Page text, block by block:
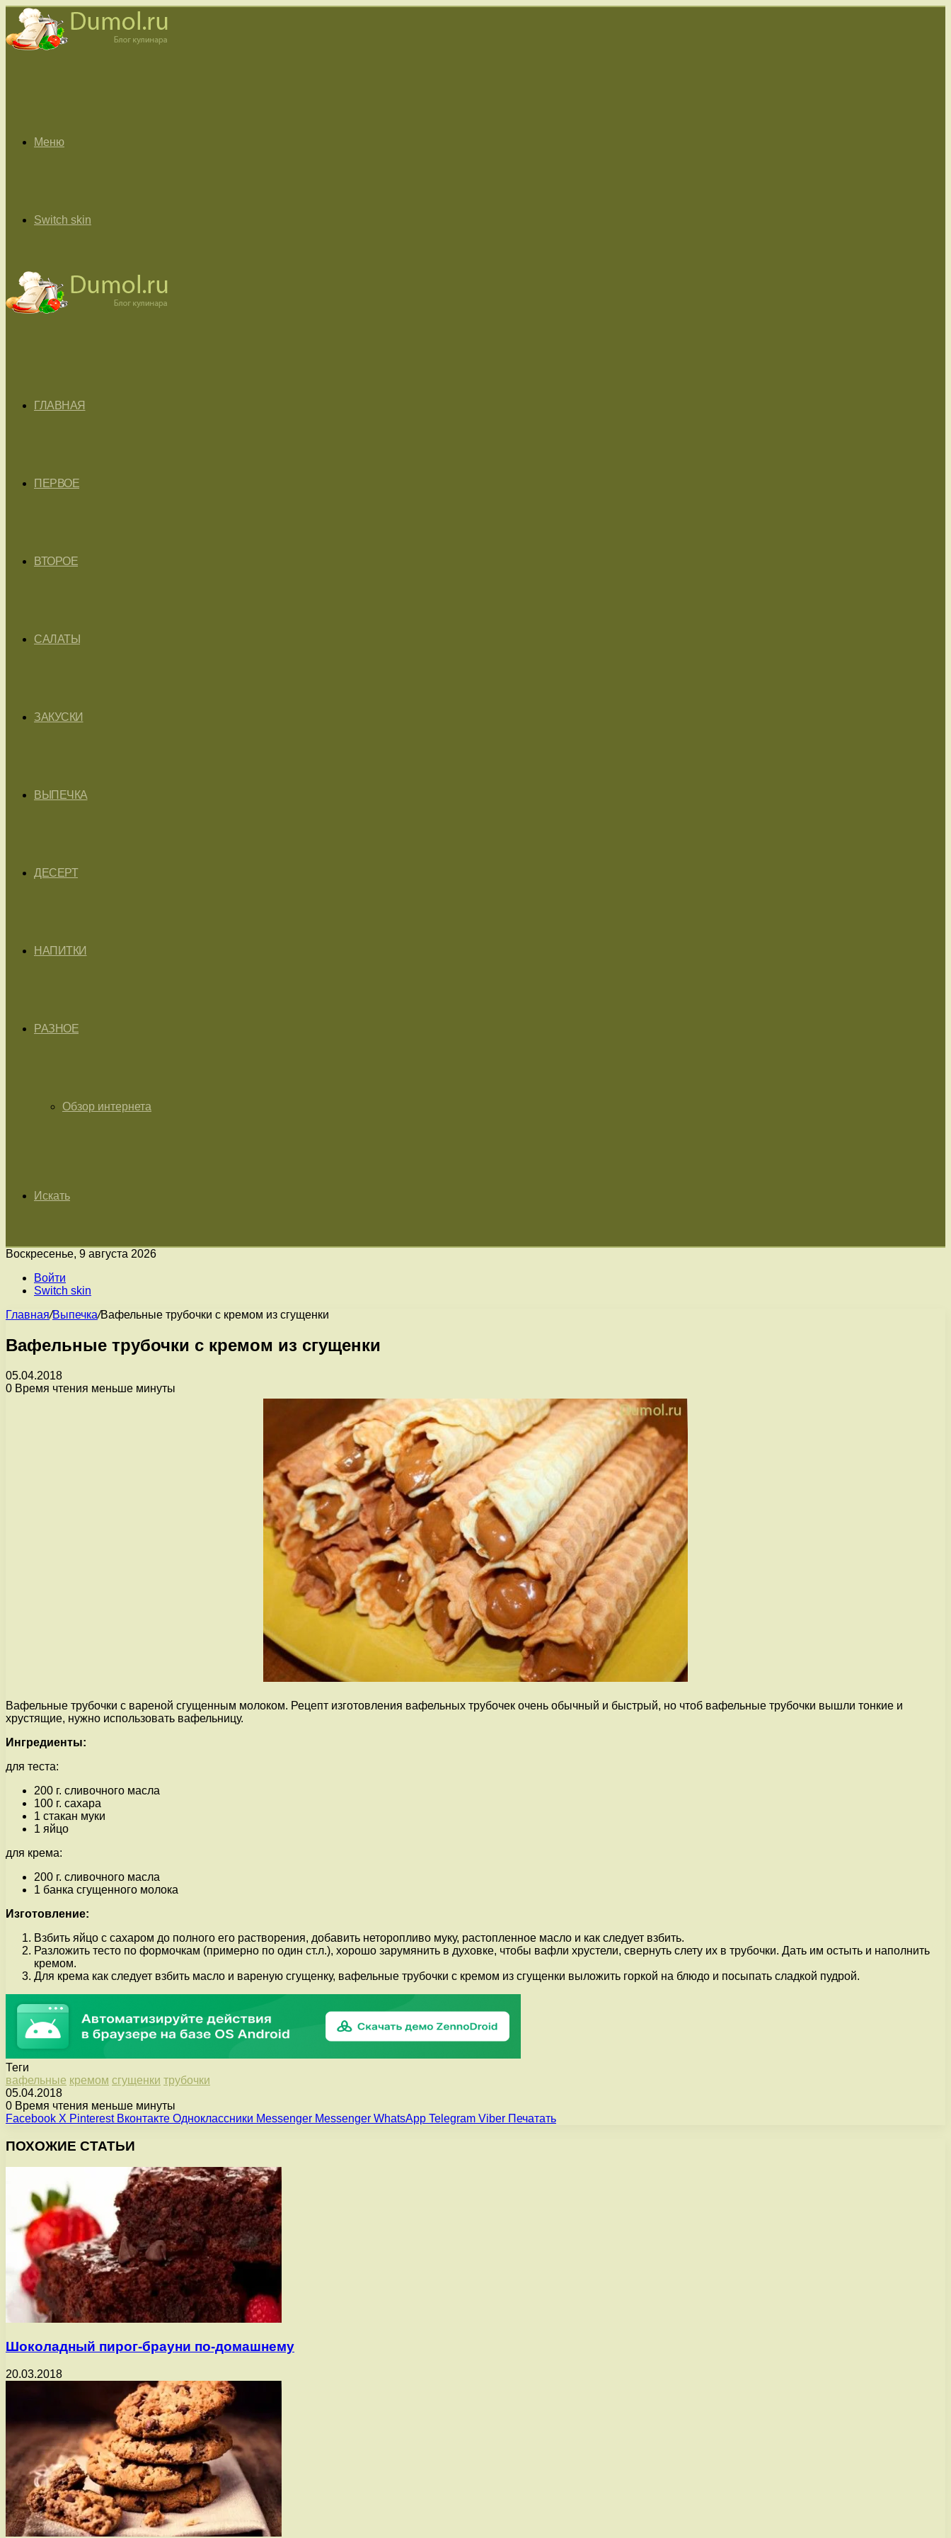
Меню
Switch skin
ГЛАВНАЯ
ПЕРВОЕ
ВТОРОЕ
САЛАТЫ
ЗАКУСКИ
ВЫПЕЧКА
ДЕСЕРТ
НАПИТКИ
РАЗНОЕ
Обзор интернета
Искать
Воскресенье, 9 августа 2026
Войти
Switch skin
Главная/Выпечка/Вафельные трубочки с кремом из сгущенки
Вафельные трубочки с кремом из сгущенки
05.04.2018
0 Время чтения меньше минуты
Вафельные трубочки с вареной сгущенным молоком. Рецепт изготовления вафельных трубочек очень обычный и быстрый, но чтоб вафельные трубочки вышли тонкие и
хрустящие, нужно использовать вафельницу.
Ингредиенты:
для теста:
200 г. сливочного масла
100 г. сахара
1 стакан муки
1 яйцо
для крема:
200 г. сливочного масла
1 банка сгущенного молока
Изготовление:
Взбить яйцо с сахаром до полного его растворения, добавить неторопливо муку, растопленное масло и как следует взбить.
Разложить тесто по формочкам (примерно по один ст.л.), хорошо зарумянить в духовке, чтобы вафли хрустели, свернуть слету их в трубочки. Дать им остыть и наполнить
кремом.
Для крема как следует взбить масло и вареную сгущенку, вафельные трубочки с кремом из сгущенки выложить горкой на блюдо и посыпать сладкой пудрой.
Теги
вафельные кремом сгущенки трубочки
05.04.2018
0 Время чтения меньше минуты
Facebook X Pinterest Вконтакте Одноклассники Messenger Messenger WhatsApp Telegram Viber Печатать
ПОХОЖИЕ СТАТЬИ
Шоколадный пирог-брауни по-домашнему
20.03.2018